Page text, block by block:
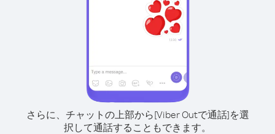
さらに、チャットの上部から[Viber Outで通話]を選
択して通話することもできます。